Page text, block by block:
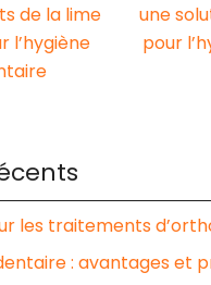
de la lime
l’hygiène
une
pour
les traitements
: avantages et